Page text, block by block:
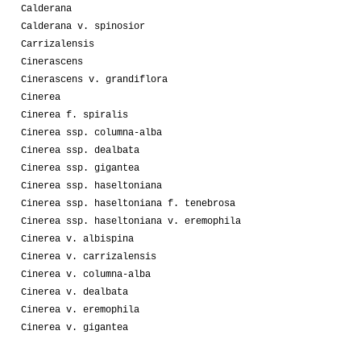
Calderana
Calderana v. spinosior
Carrizalensis
Cinerascens
Cinerascens v. grandiflora
Cinerea
Cinerea f. spiralis
Cinerea ssp. columna-alba
Cinerea ssp. dealbata
Cinerea ssp. gigantea
Cinerea ssp. haseltoniana
Cinerea ssp. haseltoniana f. tenebrosa
Cinerea ssp. haseltoniana v. eremophila
Cinerea v. albispina
Cinerea v. carrizalensis
Cinerea v. columna-alba
Cinerea v. dealbata
Cinerea v. eremophila
Cinerea v. gigantea